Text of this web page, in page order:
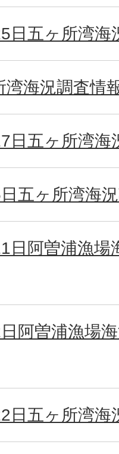
日五ヶ所湾海
湾海況調査情
日五ヶ所湾海
五ヶ所湾海
日阿曽浦漁場
阿曽浦漁場
日五ヶ所湾海